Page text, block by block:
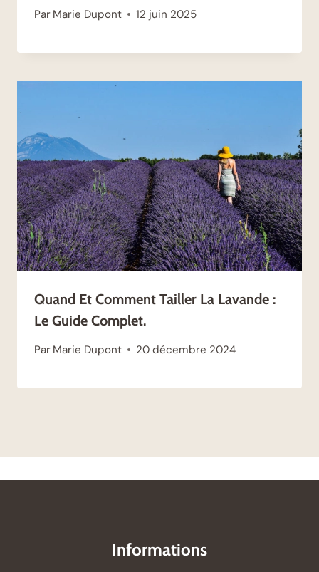
Par Marie Dupont 12 juin 2025
Quand Et Comment Tailler La Lavande :
Le Guide Complet.
Par Marie Dupont 20 décembre 2024
Informations